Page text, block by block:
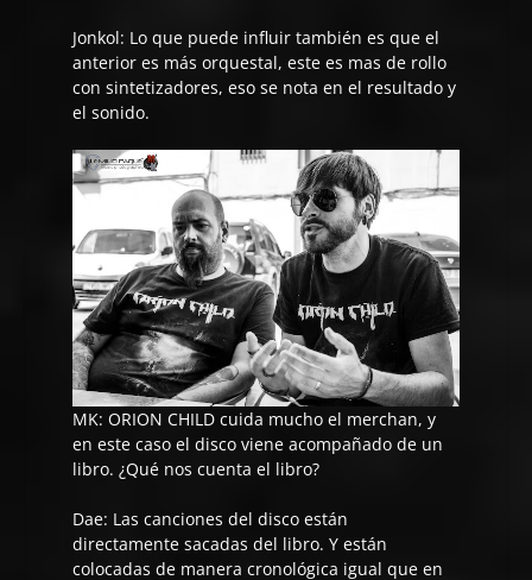
Jonkol: Lo que puede influir también es que el
anterior es más orquestal, este es mas de rollo
con sintetizadores, eso se nota en el resultado y
el sonido.
MK: ORION CHILD cuida mucho el merchan, y
en este caso el disco viene acompañado de un
libro. ¿Qué nos cuenta el libro?
Dae: Las canciones del disco están
directamente sacadas del libro. Y están
colocadas de manera cronológica igual que en